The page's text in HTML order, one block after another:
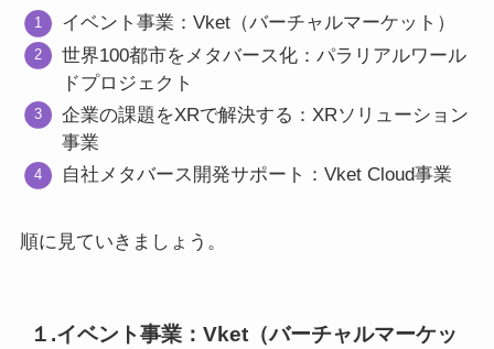
イベント事業：Vket（バーチャルマーケット）
世界100都市をメタバース化：パラリアルワール
ドプロジェクト
企業の課題をXRで解決する：XRソリューション
事業
自社メタバース開発サポート：Vket Cloud事業
順に見ていきましょう。
１.イベント事業：Vket（バーチャルマーケッ